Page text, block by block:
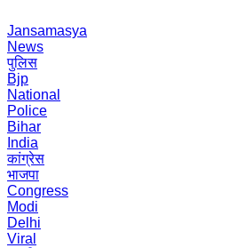
Jansamasya
News
पुलिस
Bjp
National
Police
Bihar
India
कांग्रेस
भाजपा
Congress
Modi
Delhi
Viral